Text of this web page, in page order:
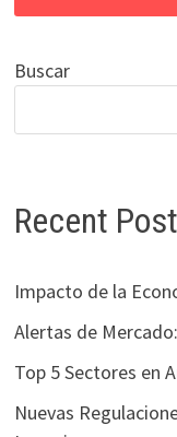
Buscar
Recent
Impacto de la
Alertas de
Top 5 Sectores en
Nuevas